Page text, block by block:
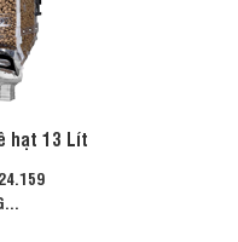
hạt 13 Lít